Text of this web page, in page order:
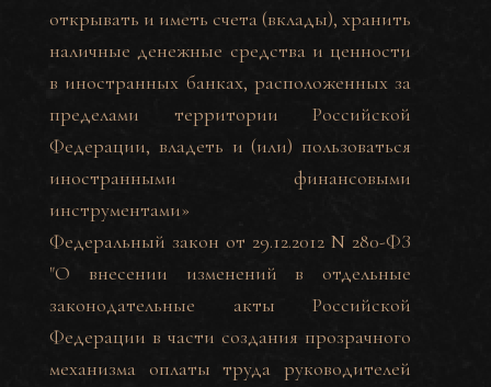
открывать и иметь счета (вклады), хранить
наличные денежные средства и ценности
в иностранных банках, расположенных за
пределами территории Российской
Федерации, владеть и (или) пользоваться
иностранными финансовыми
инструментами»
Федеральный закон от 29.12.2012 N 280-ФЗ
"О внесении изменений в отдельные
законодательные акты Российской
Федерации в части создания прозрачного
механизма оплаты труда руководителей